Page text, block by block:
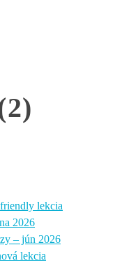
lekcia
2026
– jún 2026
lekcia